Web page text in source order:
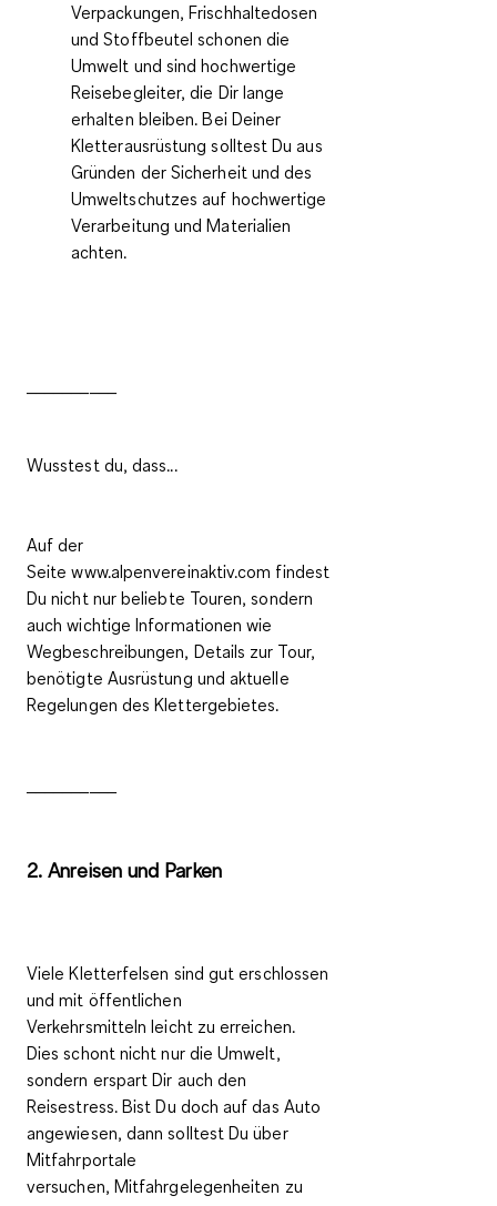
Verpackungen, Frischhaltedosen
und Stoffbeutel schonen die
Umwelt und sind hochwertige
Reisebegleiter, die Dir lange
erhalten bleiben. Bei Deiner
Kletterausrüstung solltest Du aus
Gründen der Sicherheit und des
Umweltschutzes auf hochwertige
Verarbeitung und Materialien
achten.
Wusstest du, dass...
Auf der
Seitewww.alpenvereinaktiv.com findest
Du nicht nurbeliebte Touren, sondern
auchwichtige Informationen wie
Wegbeschreibungen, Details zur Tour,
benötigte Ausrüstung undaktuelle
Regelungen des Klettergebietes.
2. Anreisen und Parken
Viele Kletterfelsen sind gut erschlossen
und mit öffentlichen
Verkehrsmitteln leicht zu erreichen.
Dies schont nicht nur die Umwelt,
sondern erspart Dir auch den
Reisestress. Bist Du doch auf das Auto
angewiesen, dann solltest Du über
Mitfahrportale
versuchen, Mitfahrgelegenheiten zu